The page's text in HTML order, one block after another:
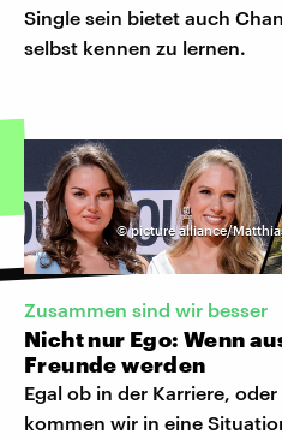
Single sein bietet auch
selbst kennen zu lernen.
©picture alliance/
Zusammen sind wir besser
Nicht nur Ego: Wenn
Freunde werden
Egal ob in der Karriere,
kommen wir in eine